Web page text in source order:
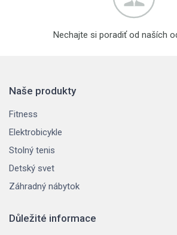
Nechajte si poradiť od naších
Naše produkty
Fitness
Elektrobicykle
Stolný tenis
Detský svet
Záhradný nábytok
Důležité informace